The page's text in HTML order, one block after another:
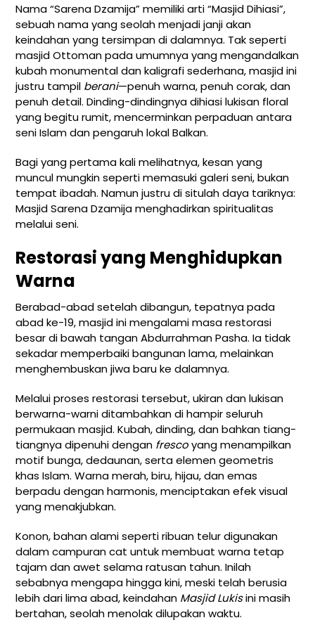
Nama “Sarena Dzamija” memiliki arti “Masjid Dihiasi”,
sebuah nama yang seolah menjadi janji akan
keindahan yang tersimpan di dalamnya. Tak seperti
masjid Ottoman pada umumnya yang mengandalkan
kubah monumental dan kaligrafi sederhana, masjid ini
justru tampil berani—penuh warna, penuh corak, dan
penuh detail. Dinding-dindingnya dihiasi lukisan floral
yang begitu rumit, mencerminkan perpaduan antara
seni Islam dan pengaruh lokal Balkan.
Bagi yang pertama kali melihatnya, kesan yang
muncul mungkin seperti memasuki galeri seni, bukan
tempat ibadah. Namun justru di situlah daya tariknya:
Masjid Sarena Dzamija menghadirkan spiritualitas
melalui seni.
Restorasi yang Menghidupkan
Warna
Berabad-abad setelah dibangun, tepatnya pada
abad ke-19, masjid ini mengalami masa restorasi
besar di bawah tangan Abdurrahman Pasha. Ia tidak
sekadar memperbaiki bangunan lama, melainkan
menghembuskan jiwa baru ke dalamnya.
Melalui proses restorasi tersebut, ukiran dan lukisan
berwarna-warni ditambahkan di hampir seluruh
permukaan masjid. Kubah, dinding, dan bahkan tiang-
tiangnya dipenuhi dengan frescoyang menampilkan
motif bunga, dedaunan, serta elemen geometris
khas Islam. Warna merah, biru, hijau, dan emas
berpadu dengan harmonis, menciptakan efek visual
yang menakjubkan.
Konon, bahan alami seperti ribuan telur digunakan
dalam campuran cat untuk membuat warna tetap
tajam dan awet selama ratusan tahun. Inilah
sebabnya mengapa hingga kini, meski telah berusia
lebih dari lima abad, keindahan Masjid Lukisini masih
bertahan, seolah menolak dilupakan waktu.